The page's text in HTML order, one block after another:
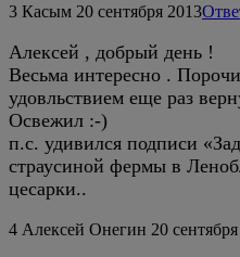
3 Касым 20 сентября 2013
Алексей , добрый день !
Весьма интересно .
удовльствием еще раз
Освежил :-)
п.с. удивился подписи
страусиной фермы в
цесарки..
4 Алексей Онегин 20